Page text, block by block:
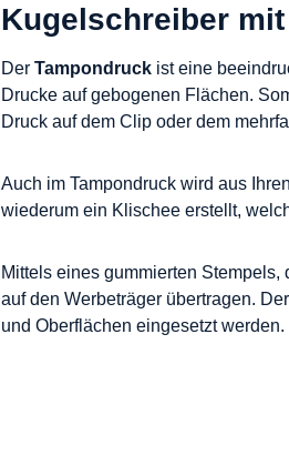
Kugelschreiber
Der Tampondruck ist eine
Drucke auf gebogenen Flächen.
Druck auf dem Clip oder dem
Auch im Tampondruck wird aus
wiederum ein Klischee erstellt,
Mittels eines gummierten
auf den Werbeträger übertragen.
und Oberflächen eingesetzt werden.